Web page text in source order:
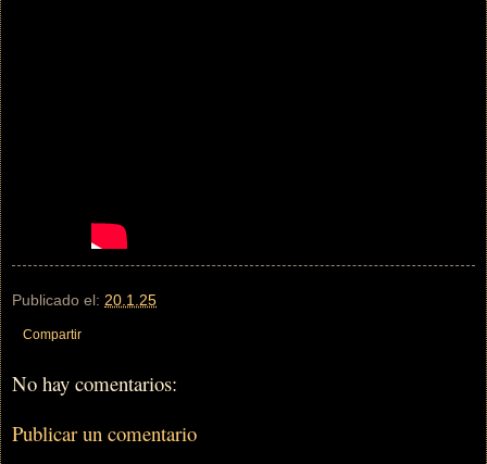
Publicado el: 20.1.25
Compartir
No hay comentarios:
Publicar un comentario